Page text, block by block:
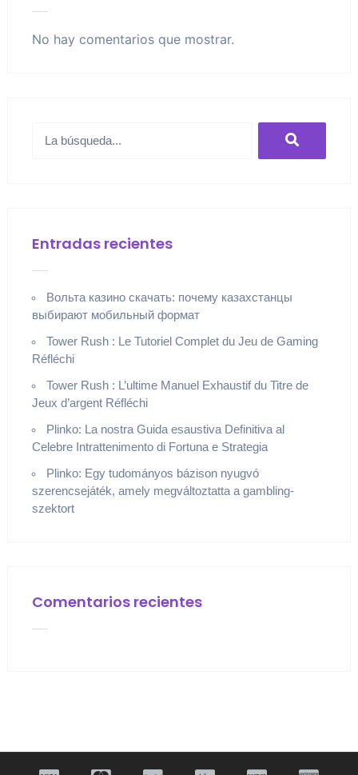
No hay comentarios que mostrar.
Entradas recientes
Вольта казино скачать: почему казахстанцы
выбирают мобильный формат
Tower Rush : Le Tutoriel Complet du Jeu de Gaming
Réfléchi
Tower Rush : L’ultime Manuel Exhaustif du Titre de
Jeux d’argent Réfléchi
Plinko: La nostra Guida esaustiva Definitiva al
Celebre Intrattenimento di Fortuna e Strategia
Plinko: Egy tudományos bázison nyugvó
szerencsejáték, amely megváltoztatta a gambling-
szektort
Comentarios recientes